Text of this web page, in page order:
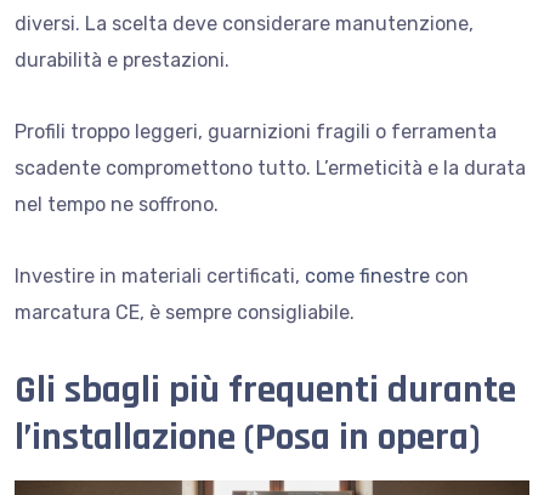
diversi. La scelta deve considerare manutenzione,
durabilità e prestazioni.
Profili troppo leggeri, guarnizioni fragili o ferramenta
scadente compromettono tutto. L’ermeticità e la durata
nel tempo ne soffrono.
Investire in materiali certificati, come finestre con
marcatura CE, è sempre consigliabile.
Gli sbagli più frequenti durante
l’installazione (Posa in opera)